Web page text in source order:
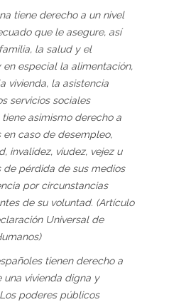
tiene derecho a un nivel
que le asegure, así
la salud y el
en especial la alimentación,
vivienda, la asistencia
servicios sociales
tiene asimismo derecho a
en caso de desempleo,
invalidez, viudez, vejez u
de pérdida de sus medios
por circunstancias
de su voluntad. (Artículo
Universal de
tienen derecho a
una vivienda digna y
poderes públicos